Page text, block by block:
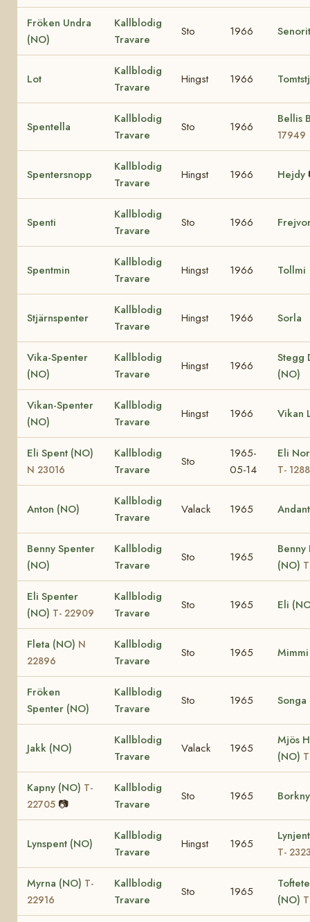
Fröken Undra
(NO)
Kallblodig
Travare
Sto 1966
Lot
Kallblodig
Travare
Hingst 1966
Spentella
Kallblodig
Travare
Sto 1966
Bellis
17949
Spentersnopp
Kallblodig
Travare
Hingst 1966 Hejdy
Spenti
Kallblodig
Travare
Sto 1966
Spentmin
Kallblodig
Travare
Hingst 1966 Tollmi
Stjärnspenter
Kallblodig
Travare
Hingst 1966 Sorla
Vika-Spenter
(NO)
Kallblodig
Travare
Hingst 1966
Stegg
(NO)
Vikan-Spenter
(NO)
Kallblodig
Travare
Hingst 1966 Vikan
Eli Spent (NO)
N 23016
Kallblodig
Travare
Sto
1965-
05-14
Eli
T- 1288
Anton (NO)
Kallblodig
Travare
Valack 1965
Benny Spenter
(NO)
Kallblodig
Travare
Sto 1965
Benny
(NO)
Eli Spenter
(NO) T- 22909
Kallblodig
Travare
Sto 1965 Eli
Fleta (NO) N
22896
Kallblodig
Travare
Sto 1965
Fröken
Spenter (NO)
Kallblodig
Travare
Sto 1965
Jakk (NO)
Kallblodig
Travare
Valack 1965
Mjös
(NO)
Kapny (NO) T-
22705 📷
Kallblodig
Travare
Sto 1965
Lynspent (NO)
Kallblodig
Travare
Hingst 1965
T-
Myrna (NO) T-
22916
Kallblodig
Travare
Sto 1965
(NO)